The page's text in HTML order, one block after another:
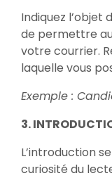
Indiquez
de permettre
votre courrier.
laquelle vous
Exemple :
3.
L’introduction
curiosité du